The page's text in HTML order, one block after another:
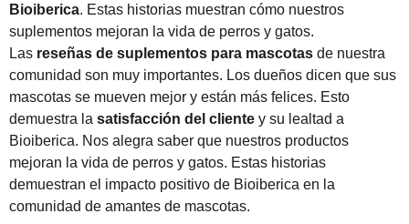
Bioiberica. Estas historias muestran cómo nuestros
suplementos mejoran la vida de perros y gatos.
Las reseñas de suplementos para mascotas de nuestra
comunidad son muy importantes. Los dueños dicen que sus
mascotas se mueven mejor y están más felices. Esto
demuestra la satisfacción del cliente y su lealtad a
Bioiberica. Nos alegra saber que nuestros productos
mejoran la vida de perros y gatos. Estas historias
demuestran el impacto positivo de Bioiberica en la
comunidad de amantes de mascotas.